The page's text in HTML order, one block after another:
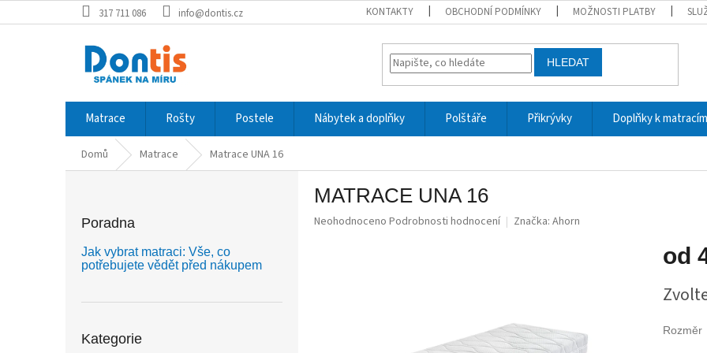
na
317 711 086 info@dontis.cz KONTAKTY OBCHODNÍ PODMÍNKY MOŽNOSTI PLATBY
HLEDAT
Matrace Rošty Postele Nábytek a doplňky Polštáře Přikrývky Doplňky k matracím
Domů Matrace Matrace UNA 16
Poradna
Jak vybrat matraci: Vše, co
potřebujete vědět před nákupem
kategorie
Kategorie
MATRACE UNA 16
Průměrné
Neohodnoceno Podrobnosti hodnocení Značka: Ahorn
od
cena:
Rozměr